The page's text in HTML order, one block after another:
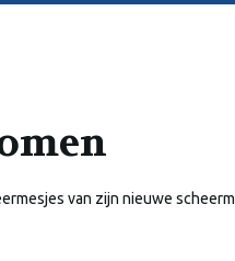
van zijn nieuwe